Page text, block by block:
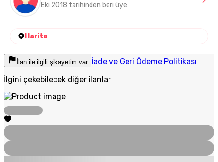
Eki 2018 tarihinden beri üye
Harita
İlan ile ilgili şikayetim var İade ve Geri Ödeme Politikası
İlgini çekebilecek diğer ilanlar